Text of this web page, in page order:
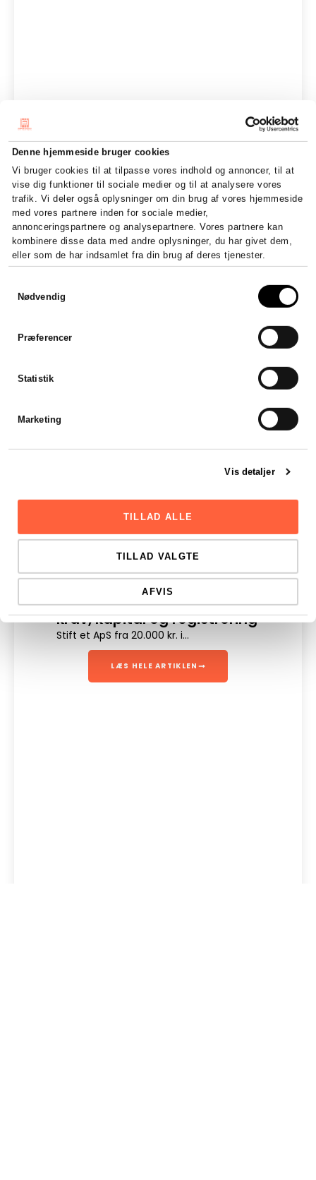
Denne hjemmeside bruger cookies
Vi bruger cookies til at tilpasse vores indhold og annoncer, til at
vise dig funktioner til sociale medier og til at analysere vores
trafik. Vi deler også oplysninger om din brug af vores hjemmeside
med vores partnere inden for sociale medier,
annonceringspartnere og analysepartnere. Vores partnere kan
kombinere disse data med andre oplysninger, du har givet dem,
eller som de har indsamlet fra din brug af deres tjenester.
Nødvendig
Præferencer
Statistik
Marketing
Vis detaljer
TILLAD ALLE
TILLAD VALGTE
AFVIS
Sådan stifter du et ApS –
krav, kapital og registrering
Stift et ApS fra 20.000 kr. i...
LÆS HELE ARTIKLEN